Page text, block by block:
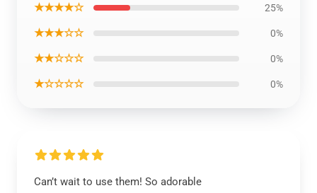
★★★★☆ 25%
★★★☆☆ 0%
★★☆☆☆ 0%
★☆☆☆☆ 0%
Can’t wait to use them! So adorable